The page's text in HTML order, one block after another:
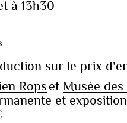
à 13h30
sur le prix
Rops et Musée
et